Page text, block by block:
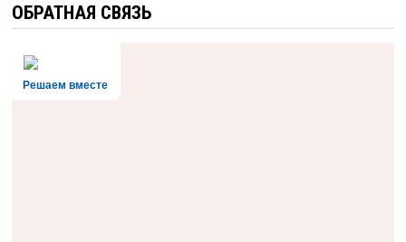
ОБРАТНАЯ СВЯЗЬ
Решаем вместе